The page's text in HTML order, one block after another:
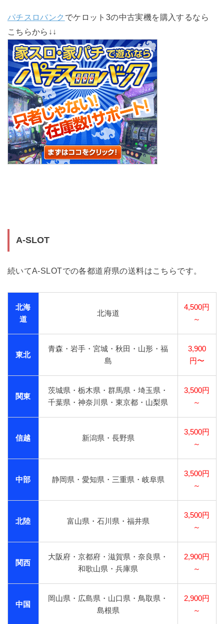
パチスロバンク でケロット3の中古実機を購入するなら
こちらから↓↓
A-SLOT
続いてA-SLOTでの各都道府県の送料はこちらです。
北海
道
北海道
4,500円
～
東北
青森・岩手・宮城・秋田・山形・福
島
3,900
円〜
関東
茨城県・栃木県・群馬県・埼玉県・
千葉県・神奈川県・東京都・山梨県
3,500円
～
信越 新潟県・長野県
3,500円
～
中部 静岡県・愛知県・三重県・岐阜県
3,500円
～
北陸 富山県・石川県・福井県
3,500円
～
関西
大阪府・京都府・滋賀県・奈良県・
和歌山県・兵庫県
2,900円
～
中国
岡山県・広島県・山口県・鳥取県・
島根県
2,900円
～